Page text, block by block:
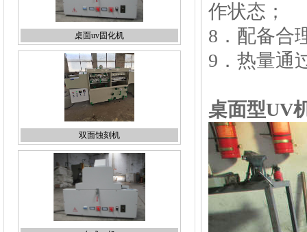
双面蚀刻机
台式uv机
作状态；
8．配备合
9．热量通
桌面型UV